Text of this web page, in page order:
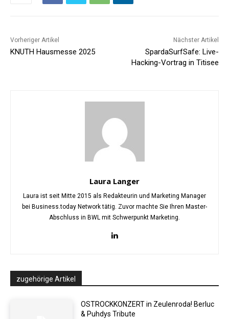
Vorheriger Artikel
KNUTH Hausmesse 2025
Nächster Artikel
SpardaSurfSafe: Live-
Hacking-Vortrag in Titisee
Laura Langer
Laura ist seit Mitte 2015 als Redakteurin und Marketing Manager
bei Business.today Network tätig. Zuvor machte Sie Ihren Master-
Abschluss in BWL mit Schwerpunkt Marketing.
zugehörige Artikel
OSTROCKKONZERT in Zeulenroda! Berluc
& Puhdys Tribute